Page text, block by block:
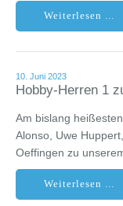
Weiterlesen ...
10. Juni 2023
Hobby-Herren 1
Am bislang
Alonso, Uwe
Oeffingen zu
Weiterlesen ...